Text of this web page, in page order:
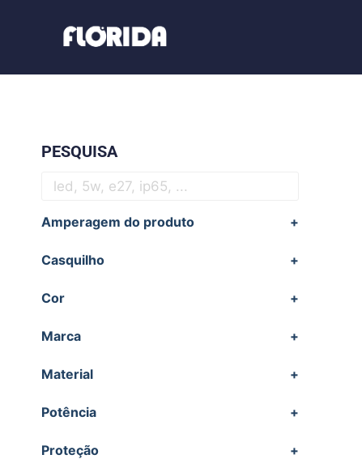
PESQUISA
Amperagem do produto +
Casquilho +
Cor +
Marca +
Material +
Potência +
Proteção +